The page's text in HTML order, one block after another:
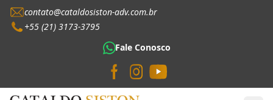
contato@cataldosiston-adv.com.br
+55 (21) 3173-3795
Fale Conosco